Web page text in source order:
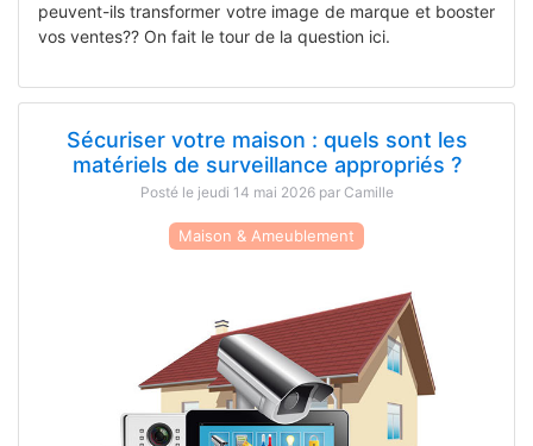
peuvent-ils transformer votre image de marque et booster
vos ventes?? On fait le tour de la question ici.
Sécuriser votre maison : quels sont les
matériels de surveillance appropriés ?
Posté le jeudi 14 mai 2026 par Camille
Maison & Ameublement